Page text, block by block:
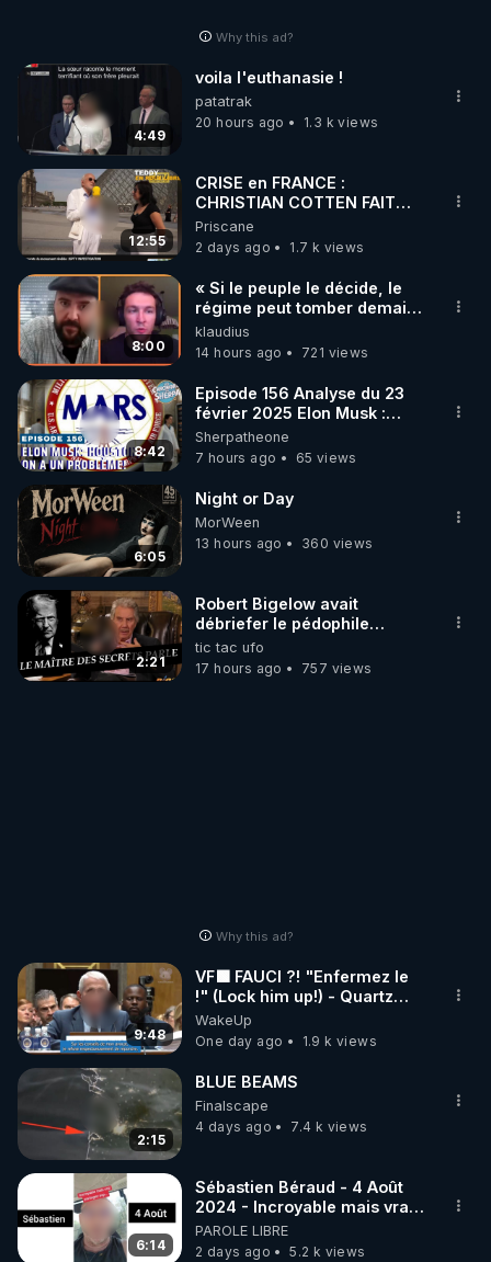
Why this ad?
4:49
voila l'euthanasie !
patatrak
20 hours ago
1.3 k views
12:55
CRISE en FRANCE :
CHRISTIAN COTTEN FAIT
une étrange découverte
Priscane
2 days ago
1.7 k views
8:00
« Si le peuple le décide, le
régime peut tomber demain !
»
klaudius
14 hours ago
721 views
8:42
Episode 156 Analyse du 23
février 2025 Elon Musk :
Houston , on a un problème !
Sherpatheone
7 hours ago
65 views
6:05
Night or Day
MorWeen
13 hours ago
360 views
2:21
Robert Bigelow avait
débriefer le pédophile
génocidaire de donald j
trump
tic tac ufo
17 hours ago
757 views
Why this ad?
9:48
VF🟩 FAUCI ?! "Enfermez le
!" (Lock him up!) - Quartz
Traduction
WakeUp
One day ago
1.9 k views
2:15
BLUE BEAMS
Finalscape
4 days ago
7.4 k views
6:14
Sébastien Béraud - 4 Août
2024 - Incroyable mais vrai,
partagez svp...
PAROLE LIBRE
2 days ago
5.2 k views